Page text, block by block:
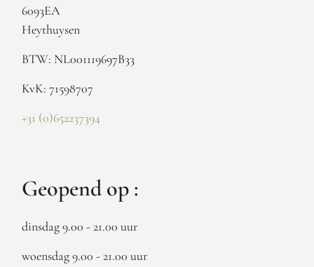
6093EA
Heythuysen
BTW: NL001119697B33
KvK: 71598707
+31 (0)652237394
Geopend op :
dinsdag 9.00 - 21.00 uur
woensdag 9.00 - 21.00 uur